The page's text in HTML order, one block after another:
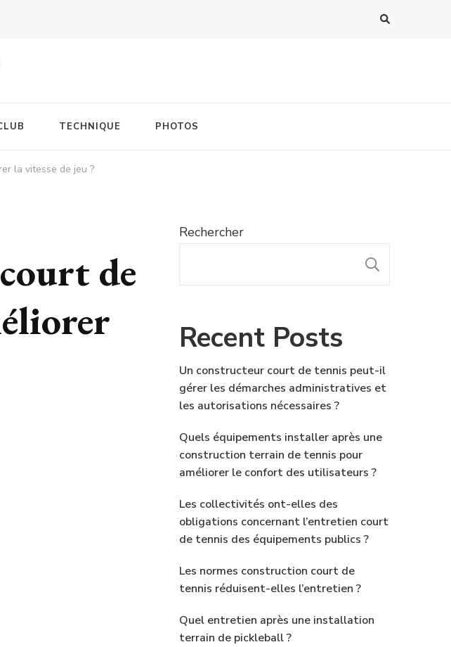
TECHNIQUE PHOTOS
la vitesse de jeu ?
de
Rechercher
Recent Posts
Un constructeur court de tennis peut-il
gérer les démarches administratives et
les autorisations nécessaires ?
Quels équipements installer après une
construction terrain de tennis pour
améliorer le confort des utilisateurs ?
Les collectivités ont-elles des
obligations concernant l’entretien court
de tennis des équipements publics ?
Les normes construction court de
tennis réduisent-elles l’entretien ?
Quel entretien après une installation
terrain de pickleball ?